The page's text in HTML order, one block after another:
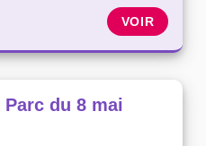
VOIR
du 8 mai